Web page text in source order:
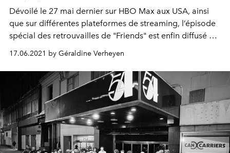
Dévoilé le 27 mai dernier sur HBO Max aux USA, ainsi
que sur différentes plateformes de streaming, l’épisode
spécial des retrouvailles de "Friends" est enfin diffusé à
la télévision belge ce dimanche 20 juin 2021.
17.06.2021 by Géraldine Verheyen